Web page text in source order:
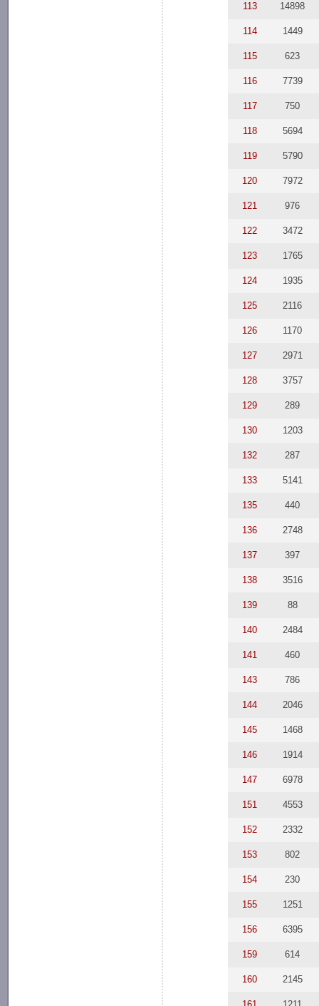
113 14898
114 1449
115 623
116 7739
117 750
118 5694
119 5790
120 7972
121 976
122 3472
123 1765
124 1935
125 2116
126 1170
127 2971
128 3757
129 289
130 1203
132 287
133 5141
135 440
136 2748
137 397
138 3516
139 88
140 2484
141 460
143 786
144 2046
145 1468
146 1914
147 6978
151 4553
152 2332
153 802
154 230
155 1251
156 6395
159 614
160 2145